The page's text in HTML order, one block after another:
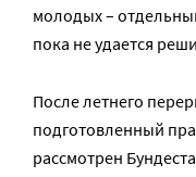
молодых –
пока не удается
После летнего
подготовленный
рассмотрен